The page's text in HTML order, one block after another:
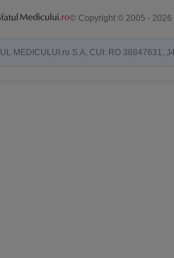
© Copyright © 2005 - 2026
MEDICULUI.ro S.A, CUI: RO 38847631,